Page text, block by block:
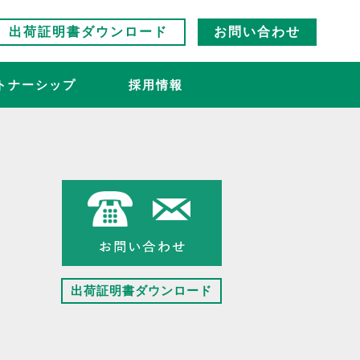
出荷証明書ダウンロード お問い合わせ
ナーシップ 採用情報
出荷証明書ダウンロード